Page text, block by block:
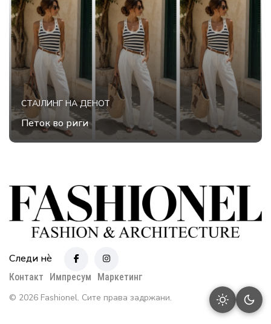
СТАЈЛИНГ НА ДЕНОТ
Петок во риги
Следи нè
Контакт Импресум
Маркетинг
© 2026 Fashionel. Сите права задржани.